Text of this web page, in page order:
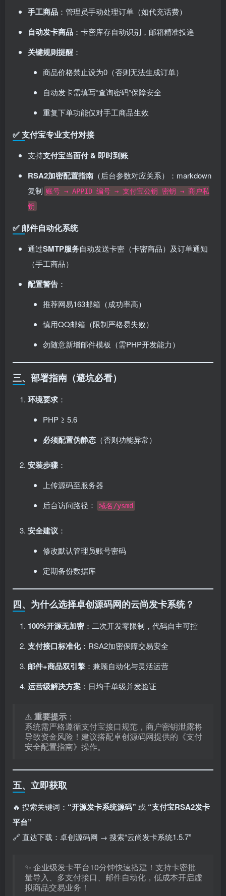
手工商品 ：管理员手动处理订单（如代充话费）
自动发卡商品 ：卡密库存自动识别，邮箱精准投递
关键规则提醒 ：
商品价格禁止设为0（否则无法生成订单）
自动发卡需填写“查询密码”保障安全
重复下单功能仅对手工商品生效
✅ 支付宝专业支付对接
支持支付宝当面付 & 即时到账
RSA2加密配置指南 ​（后台参数对应关系）：markdown
复制 账号 → APPID 编号 → 支付宝公钥 密钥 → 商户私
钥
✅ 邮件自动化系统
通过SMTP服务自动发送卡密（卡密商品）及订单通知
（手工商品）
配置警告 ：
推荐网易163邮箱（成功率高）
慎用QQ邮箱（限制严格易失败）
勿随意新增邮件模板（需PHP开发能力）
三、部署指南（避坑必看）
环境要求 ：
PHP ≥ 5.6
必须配置伪静态 ​（否则功能异常）
安装步骤 ：
上传源码至服务器
后台访问路径：
域名/ysmd
安全建议 ：
修改默认管理员账号密码
定期备份数据库
四、为什么选择卓创源码网的云尚发卡系统？
100%开源无加密：二次开发零限制，代码自主可控
支付接口标准化：RSA2加密保障交易安全
邮件+商品双引擎 ：兼顾自动化与灵活运营
运营级解决方案 ：日均千单级并发验证
⚠️ ​ 重要提示 ：
系统需严格遵循支付宝接口规范，商户密钥泄露将
导致资金风险！建议搭配卓创源码网提供的《支付
安全配置指南》操作。
五、立即获取
🔥 搜索关键词：​ ​“开源发卡系统源码”​ 或 ​ ​“支付宝RSA2发卡
平台”​
🔗 直达下载：卓创源码网 → 搜索“云尚发卡系统1.5.7”
✨ 企业级发卡平台10分钟快速搭建！支持卡密批
量导入、多支付接口、邮件自动化，低成本开启虚
拟商品交易业务！